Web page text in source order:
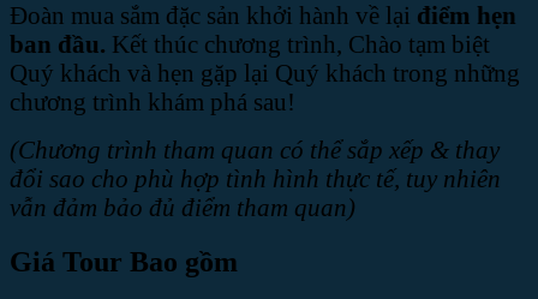
Đoàn mua sắm đặc sản khởi hành về lại điểm hẹn
ban đầu. Kết thúc chương trình, Chào tạm biệt
Quý khách và hẹn gặp lại Quý khách trong những
chương trình khám phá sau!
(Chương trình tham quan có thể sắp xếp & thay
đổi sao cho phù hợp tình hình thực tế, tuy nhiên
vẫn đảm bảo đủ điểm tham quan)
Giá Tour Bao gồm